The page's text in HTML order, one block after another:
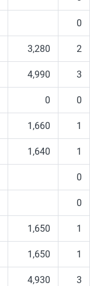
0
3,280 2
4,990 3
0 0
1,660 1
1,640 1
0
0
1,650 1
1,650 1
4,930 3